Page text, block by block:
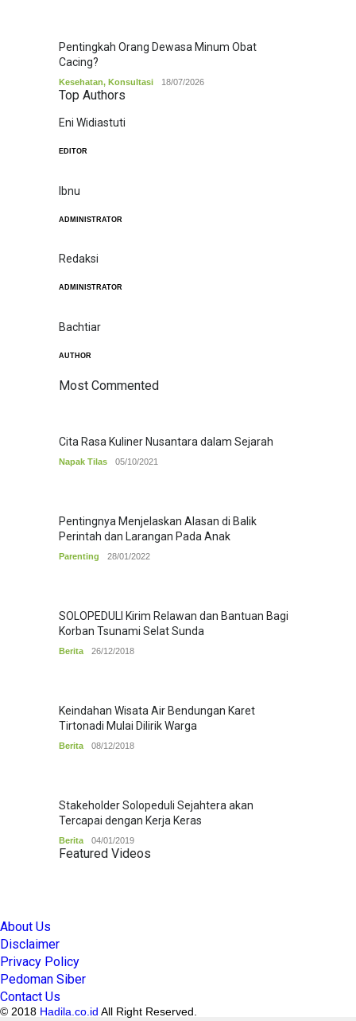
Pentingkah Orang Dewasa Minum Obat
Cacing?
Kesehatan, Konsultasi 18/07/2026
Top Authors
Eni Widiastuti
EDITOR
Ibnu
ADMINISTRATOR
Redaksi
ADMINISTRATOR
Bachtiar
AUTHOR
Most Commented
Cita Rasa Kuliner Nusantara dalam Sejarah
Napak Tilas 05/10/2021
Pentingnya Menjelaskan Alasan di Balik
Perintah dan Larangan Pada Anak
Parenting 28/01/2022
SOLOPEDULI Kirim Relawan dan Bantuan Bagi
Korban Tsunami Selat Sunda
Berita 26/12/2018
Keindahan Wisata Air Bendungan Karet
Tirtonadi Mulai Dilirik Warga
Berita 08/12/2018
Stakeholder Solopeduli Sejahtera akan
Tercapai dengan Kerja Keras
Berita 04/01/2019
Featured Videos
About Us
Disclaimer
Privacy Policy
Pedoman Siber
Contact Us
© 2018 Hadila.co.id All Right Reserved.